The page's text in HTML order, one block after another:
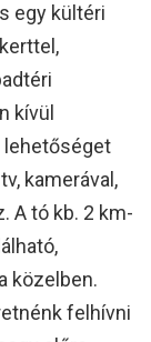
egy kültéri
kívül
lehetőséget
kamerával,
A tó kb. 2 km-
közelben.
felhívni